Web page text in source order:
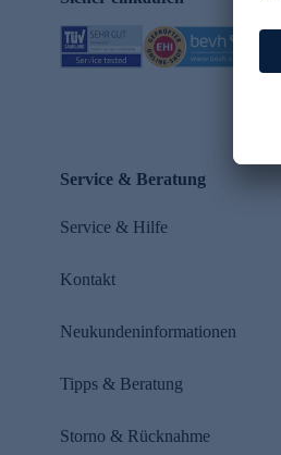
Service & Beratung
Service & Hilfe
Kontakt
Neukundeninformationen
Tipps & Beratung
Storno & Rücknahme